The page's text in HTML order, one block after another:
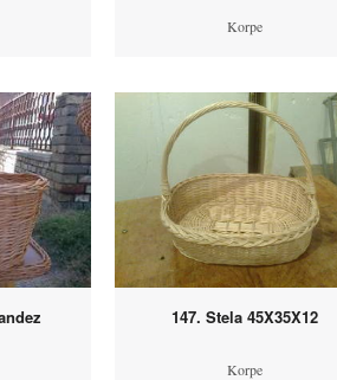
Korpe
147. Stela 45X35X12
Korpe